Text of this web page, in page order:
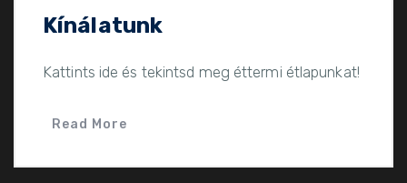
Kínálatunk
Kattints ide és tekintsd meg éttermi étlapunkat!
Read More